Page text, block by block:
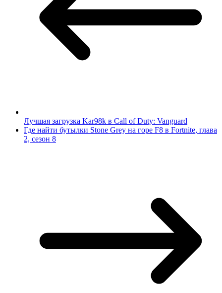
Лучшая загрузка Kar98k в Call of Duty: Vanguard
Где найти бутылки Stone Grey на горе F8 в Fortnite, глава
2, сезон 8